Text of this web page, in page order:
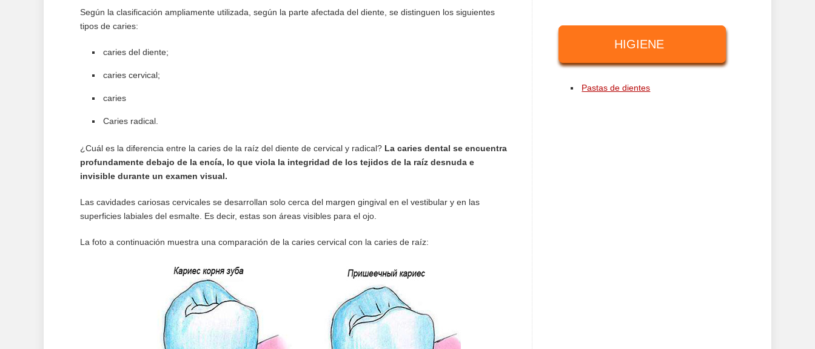
Según la clasificación ampliamente utilizada, según la parte afectada del diente, se distinguen los siguientes
tipos de caries:
caries del diente;
caries cervical;
caries
Caries radical.
¿Cuál es la diferencia entre la caries de la raíz del diente de cervical y radical? La caries dental se encuentra
profundamente debajo de la encía, lo que viola la integridad de los tejidos de la raíz desnuda e
invisible durante un examen visual.
Las cavidades cariosas cervicales se desarrollan solo cerca del margen gingival en el vestibular y en las
superficies labiales del esmalte. Es decir, estas son áreas visibles para el ojo.
La foto a continuación muestra una comparación de la caries cervical con la caries de raíz:
HIGIENE
Pastas de dientes